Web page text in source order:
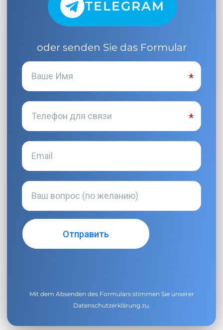
TELEGRAM
oder senden Sie das Formular
Mit dem Absenden des Formulars stimmen Sie unserer
Datenschutzerklärung zu.